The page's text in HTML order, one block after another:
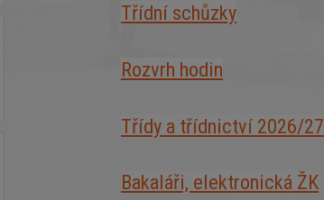
Třídní schůzky
Rozvrh hodin
Třídy a třídnictví 2026/27
Bakaláři, elektronická ŽK